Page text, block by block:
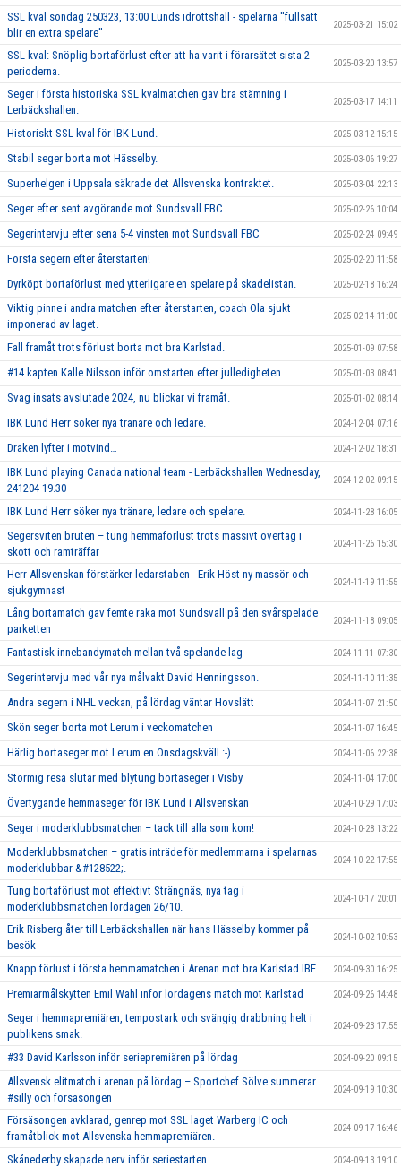
SSL kval söndag 250323, 13:00 Lunds idrottshall - spelarna ''fullsatt
blir en extra spelare''
2025-03-21 15:02
SSL kval: Snöplig bortaförlust efter att ha varit i förarsätet sista 2
perioderna.
2025-03-20 13:57
Seger i första historiska SSL kvalmatchen gav bra stämning i
Lerbäckshallen.
2025-03-17 14:11
Historiskt SSL kval för IBK Lund. 2025-03-12 15:15
Stabil seger borta mot Hässelby. 2025-03-06 19:27
Superhelgen i Uppsala säkrade det Allsvenska kontraktet. 2025-03-04 22:13
Seger efter sent avgörande mot Sundsvall FBC. 2025-02-26 10:04
Segerintervju efter sena 5-4 vinsten mot Sundsvall FBC 2025-02-24 09:49
Första segern efter återstarten! 2025-02-20 11:58
Dyrköpt bortaförlust med ytterligare en spelare på skadelistan. 2025-02-18 16:24
Viktig pinne i andra matchen efter återstarten, coach Ola sjukt
imponerad av laget.
2025-02-14 11:00
Fall framåt trots förlust borta mot bra Karlstad. 2025-01-09 07:58
#14 kapten Kalle Nilsson inför omstarten efter julledigheten. 2025-01-03 08:41
Svag insats avslutade 2024, nu blickar vi framåt. 2025-01-02 08:14
IBK Lund Herr söker nya tränare och ledare. 2024-12-04 07:16
Draken lyfter i motvind… 2024-12-02 18:31
IBK Lund playing Canada national team - Lerbäckshallen Wednesday,
241204 19.30
2024-12-02 09:15
IBK Lund Herr söker nya tränare, ledare och spelare. 2024-11-28 16:05
Segersviten bruten – tung hemmaförlust trots massivt övertag i
skott och ramträffar
2024-11-26 15:30
Herr Allsvenskan förstärker ledarstaben - Erik Höst ny massör och
sjukgymnast
2024-11-19 11:55
Lång bortamatch gav femte raka mot Sundsvall på den svårspelade
parketten
2024-11-18 09:05
Fantastisk innebandymatch mellan två spelande lag 2024-11-11 07:30
Segerintervju med vår nya målvakt David Henningsson. 2024-11-10 11:35
Andra segern i NHL veckan, på lördag väntar Hovslätt 2024-11-07 21:50
Skön seger borta mot Lerum i veckomatchen 2024-11-07 16:45
Härlig bortaseger mot Lerum en Onsdagskväll :-) 2024-11-06 22:38
Stormig resa slutar med blytung bortaseger i Visby 2024-11-04 17:00
Övertygande hemmaseger för IBK Lund i Allsvenskan 2024-10-29 17:03
Seger i moderklubbsmatchen – tack till alla som kom! 2024-10-28 13:22
Moderklubbsmatchen – gratis inträde för medlemmarna i spelarnas
moderklubbar &#128522;.
2024-10-22 17:55
Tung bortaförlust mot effektivt Strängnäs, nya tag i
moderklubbsmatchen lördagen 26/10.
2024-10-17 20:01
Erik Risberg åter till Lerbäckshallen när hans Hässelby kommer på
besök
2024-10-02 10:53
Knapp förlust i första hemmamatchen i Arenan mot bra Karlstad IBF 2024-09-30 16:25
Premiärmålskytten Emil Wahl inför lördagens match mot Karlstad 2024-09-26 14:48
Seger i hemmapremiären, tempostark och svängig drabbning helt i
publikens smak.
2024-09-23 17:55
#33 David Karlsson inför seriepremiären på lördag 2024-09-20 09:15
Allsvensk elitmatch i arenan på lördag – Sportchef Sölve summerar
#silly och försäsongen
2024-09-19 10:30
Försäsongen avklarad, genrep mot SSL laget Warberg IC och
framåtblick mot Allsvenska hemmapremiären.
2024-09-17 16:46
Skånederby skapade nerv inför seriestarten. 2024-09-13 19:10